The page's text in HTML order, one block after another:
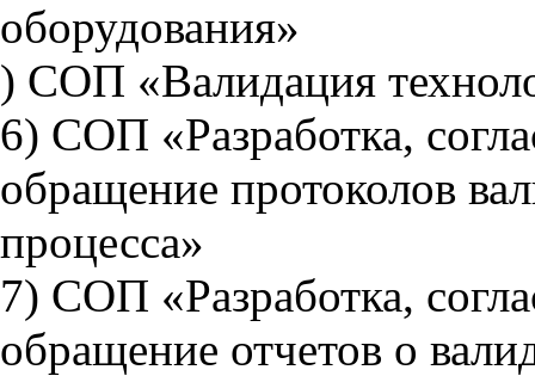
оборудования»
) СОП «Валидация
6) СОП «Разработка,
обращение протоколов
процесса»
7) СОП «Разработка,
обращение отчетов о